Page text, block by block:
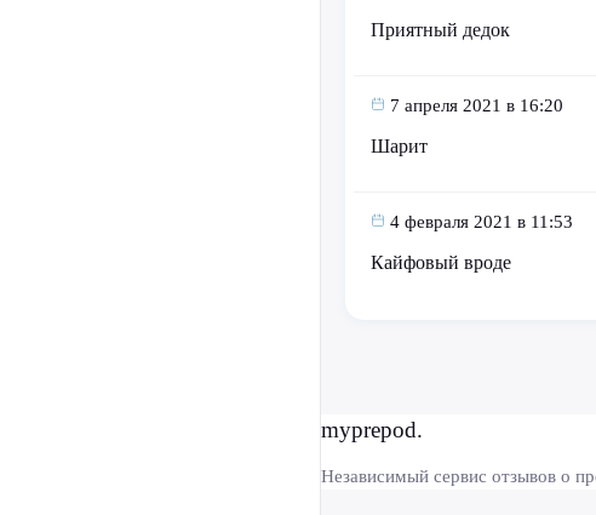
Приятный дедок
7 апреля 2021 в 16:20
Шарит
4 февраля 2021 в 11:53
Кайфовый вроде
myprepod.
Независимый сервис отзывов о